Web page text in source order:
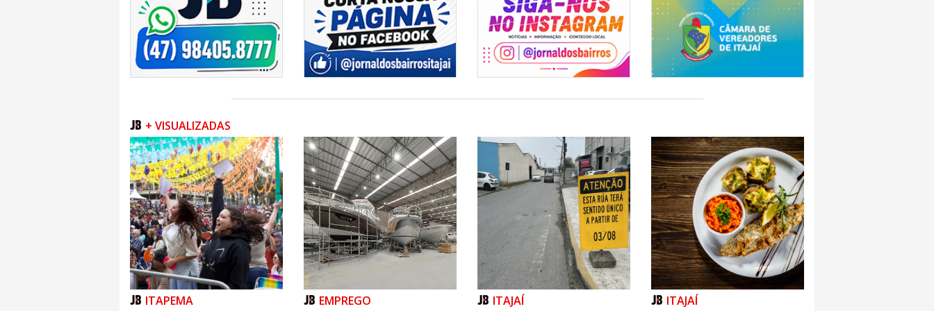
Entre 2010 e 2022, o rendimento médio real em Santa Catarina cresceu quase
20%, conforme valores ajustados pelo Índice Nacional de Preços ao Consumidor
(INPC) de setembro de 2025. Cabe ressaltar que o Brasil teve crescimento de
8,63% no mesmo período. Além de superar o crescimento nacional, SC
apresentou resultados acima de todos os estados da Região Sul e Sudeste.
brancos; 19,4%, pardos; 4,6%, pretos; 0,2%, amarelos; e igual proporção se
declarou indígena.
Para os ocupados com 14 anos ou mais, 40,2% tinham ensino médio completo ou
superior incompleto e 23,7% tinham ao menos ensino superior completo. Quanto
à contribuição ao instituto de previdência, quase 81% dos trabalhadores
catarinenses tinham suas relações de trabalho amparadas formalmente pela
legislação, a maior taxa de formalidade do país.
Em relação as 22 atividades econômicas listadas pelo IBGE, dos quase 4 milhões
de trabalhadores catarinenses, 18,5% estavam na Indústria de transformação,
17% no Comércio e reparação de veículos, 7,75% na Construção e 6,58% na
Agropecuária. Nesse sentido, chama atenção o segmento da Indústria de
transformação, com os 18,5% de participação dos trabalhadores catarinenses, o
maior patamar dentre todas as unidades da federação, diante de uma média
nacional de 10,2%.
+ VISUALIZADAS
ITAPEMA EMPREGO ITAJAÍ ITAJAÍ